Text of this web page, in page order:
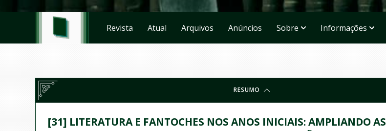
Revista Atual Arquivos Anúncios Sobre Informações
RESUMO
[31] LITERATURA E FANTOCHES NOS ANOS INICIAIS: AMPLIANDO AS